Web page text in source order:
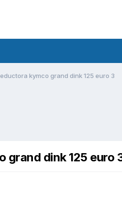
kymco grand dink 125 euro 3
grand dink 125 euro